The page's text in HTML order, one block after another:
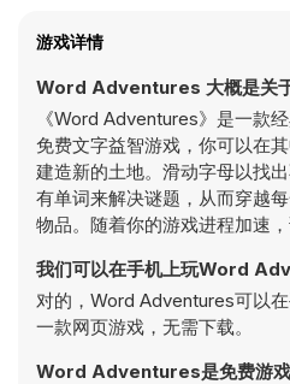
游戏详情
Word Adventures 大概是关
《Word Adventures》是一款
免费文字益智游戏，你可以在
建造新的土地。滑动字母以找
有单词来解决谜题，从而穿越
物品。随着你的游戏进程加速
我们可以在手机上玩Word
对的，Word Adventures可以
一款网页游戏，无需下载。
Word Adventures是免费游戏